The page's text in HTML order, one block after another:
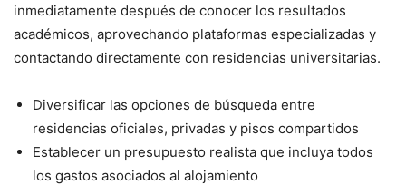
inmediatamente después de conocer los resultados
académicos, aprovechando plataformas especializadas y
contactando directamente con residencias universitarias.
Diversificar las opciones de búsqueda entre
residencias oficiales, privadas y pisos compartidos
Establecer un presupuesto realista que incluya todos
los gastos asociados al alojamiento